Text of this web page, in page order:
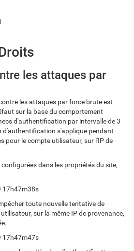
les attaques par
les attaques par force brute est
sur la base du comportement
d'authentification par intervalle de 3
d'authentification s'applique pendant
pour le compte utilisateur, sur l'IP de
dans les propriétés du site,
toute nouvelle tentative de
sur la même IP de provenance,